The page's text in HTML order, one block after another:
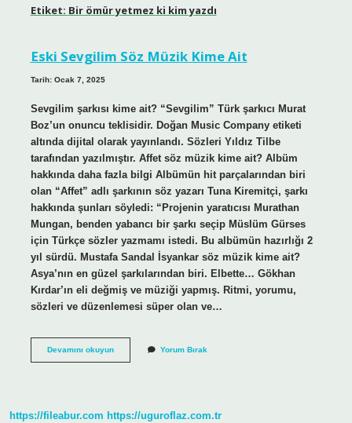
Etiket: Bir ömür yetmez ki kim yazdı
Eski Sevgilim Söz Müzik Kime Ait
Tarih: Ocak 7, 2025
Sevgilim şarkısı kime ait? “Sevgilim” Türk şarkıcı Murat
Boz’un onuncu teklisidir. Doğan Music Company etiketi
altında dijital olarak yayınlandı. Sözleri Yıldız Tilbe
tarafından yazılmıştır. Affet söz müzik kime ait? Albüm
hakkında daha fazla bilgi Albümün hit parçalarından biri
olan “Affet” adlı şarkının söz yazarı Tuna Kiremitçi, şarkı
hakkında şunları söyledi: “Projenin yaratıcısı Murathan
Mungan, benden yabancı bir şarkı seçip Müslüm Gürses
için Türkçe sözler yazmamı istedi. Bu albümün hazırlığı 2
yıl sürdü. Mustafa Sandal İsyankar söz müzik kime ait?
Asya’nın en güzel şarkılarından biri. Elbette… Gökhan
Kırdar’ın eli değmiş ve müziği yapmış. Ritmi, yorumu,
sözleri ve düzenlemesi süper olan ve…
Devamını okuyunEski
Yorum Bırak
https://fileabur.com https://uguroflaz.com.tr